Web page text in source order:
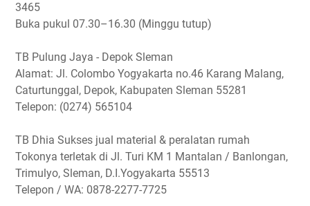
3465
Buka pukul 07.30–16.30 (Minggu tutup)
TB Pulung Jaya - Depok Sleman
Alamat: Jl. Colombo Yogyakarta no.46 Karang Malang,
Caturtunggal, Depok, Kabupaten Sleman 55281
Telepon: (0274) 565104
TB Dhia Sukses jual material & peralatan rumah
Tokonya terletak di Jl. Turi KM 1 Mantalan / Banlongan,
Trimulyo, Sleman, D.I.Yogyakarta 55513
Telepon / WA: 0878-2277-7725